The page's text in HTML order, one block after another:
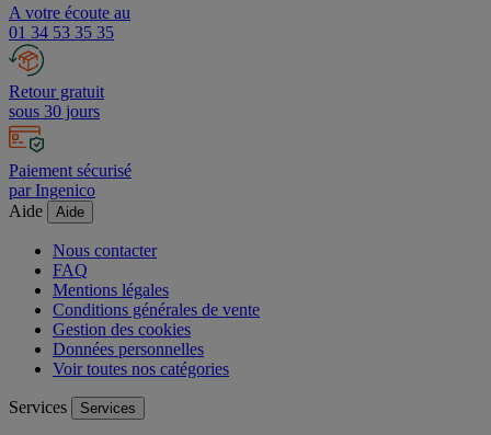
A votre écoute au
01 34 53 35 35
Retour gratuit
sous 30 jours
Paiement sécurisé
par Ingenico
Aide
Aide
Nous contacter
FAQ
Mentions légales
Conditions générales de vente
Gestion des cookies
Données personnelles
Voir toutes nos catégories
Services Services